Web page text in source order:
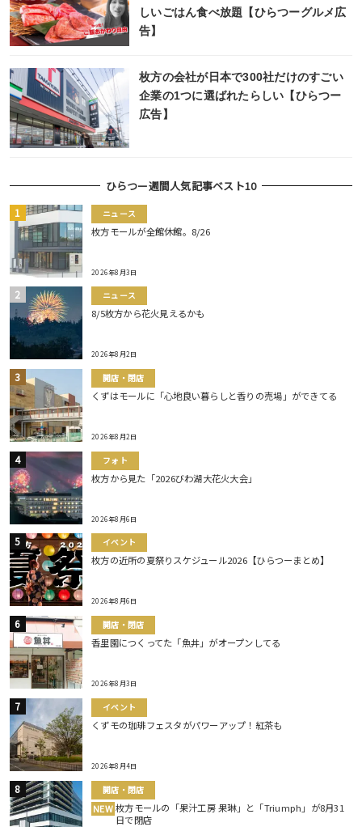
しいごはん食べ放題【ひらつーグルメ広
告】
枚方の会社が日本で300社だけのすごい
企業の1つに選ばれたらしい【ひらつー
広告】
ひらつー週間人気記事ベスト10
ニュース
枚方モールが全館休館。8/26
2026年8月3日
ニュース
8/5枚方から花火見えるかも
2026年8月2日
開店・閉店
くずはモールに「心地良い暮らしと香りの売場」ができてる
2026年8月2日
フォト
枚方から見た「2026びわ湖大花火大会」
2026年8月6日
イベント
枚方の近所の夏祭りスケジュール2026【ひらつーまとめ】
2026年8月6日
開店・閉店
香里園につくってた「魚丼」がオープンしてる
2026年8月3日
イベント
くずモの珈琲フェスタがパワーアップ！紅茶も
2026年8月4日
開店・閉店
NEW 枚方モールの「果汁工房 果琳」と「Triumph」が8月31
日で閉店